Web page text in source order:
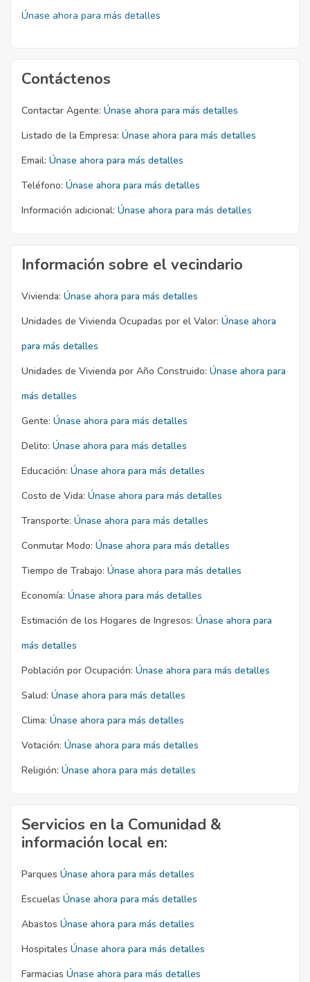
Únase ahora para más detalles
Contáctenos
Contactar Agente: Únase ahora para más detalles
Listado de la Empresa: Únase ahora para más detalles
Email: Únase ahora para más detalles
Teléfono: Únase ahora para más detalles
Información adicional: Únase ahora para más detalles
Información sobre el vecindario
Vivienda: Únase ahora para más detalles
Unidades de Vivienda Ocupadas por el Valor: Únase ahora
para más detalles
Unidades de Vivienda por Año Construido: Únase ahora para
más detalles
Gente: Únase ahora para más detalles
Delito: Únase ahora para más detalles
Educación: Únase ahora para más detalles
Costo de Vida: Únase ahora para más detalles
Transporte: Únase ahora para más detalles
Conmutar Modo: Únase ahora para más detalles
Tiempo de Trabajo: Únase ahora para más detalles
Economía: Únase ahora para más detalles
Estimación de los Hogares de Ingresos: Únase ahora para
más detalles
Población por Ocupación: Únase ahora para más detalles
Salud: Únase ahora para más detalles
Clima: Únase ahora para más detalles
Votación: Únase ahora para más detalles
Religión: Únase ahora para más detalles
Servicios en la Comunidad &
información local en:
Parques Únase ahora para más detalles
Escuelas Únase ahora para más detalles
Abastos Únase ahora para más detalles
Hospitales Únase ahora para más detalles
Farmacias Únase ahora para más detalles